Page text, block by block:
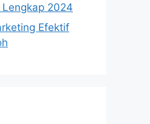
2024
Efektif